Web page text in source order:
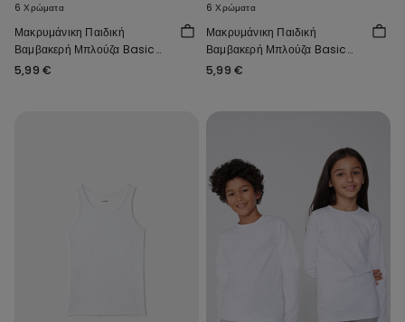
6 Χρώματα
Μακρυμάνικη Παιδική
Βαμβακερή Μπλούζα Basic
Unisex
5,99 €
6 Χρώματα
Μακρυμάνικη Παιδική
Βαμβακερή Μπλούζα Basic
Unisex
5,99 €